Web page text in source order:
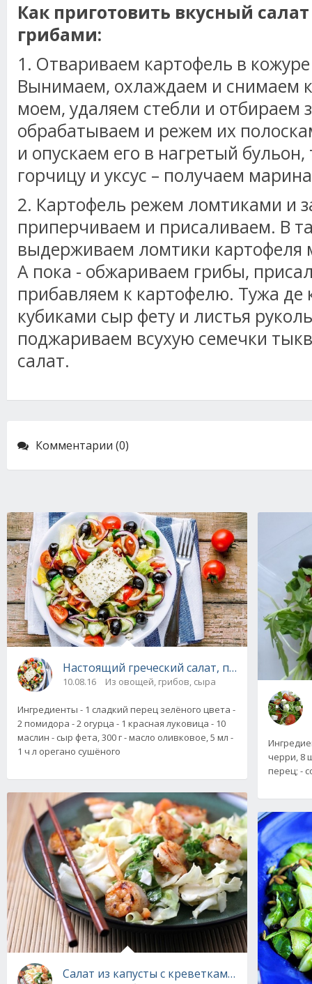
Как приготовить вкусный
грибами:
1. Отвариваем картофель в кожуре
Вынимаем, охлаждаем и снимаем
моем, удаляем стебли и отбираем
обрабатываем и режем их
и опускаем его в нагретый
горчицу и уксус – получаем
2. Картофель режем ломтиками и
приперчиваем и присаливаем. В
выдерживаем ломтики картофеля
А пока - обжариваем грибы,
прибавляем к картофелю. Тужа
кубиками сыр фету и листья
поджариваем всухую семечки
салат.
Комментарии (0)
Настоящий греческий салат, пошаговый
10.08.16 Из овощей, грибов, сыра
Ингредиенты - 1 сладкий перец зелёного цвета -
2 помидора - 2 огурца - 1 красная луковица - 10
маслин - сыр фета, 300 г - масло оливковое, 5 мл -
1 ч л орегано сушёного
Салат из капусты с креветками, пошаговый
черри, 8
перец; -